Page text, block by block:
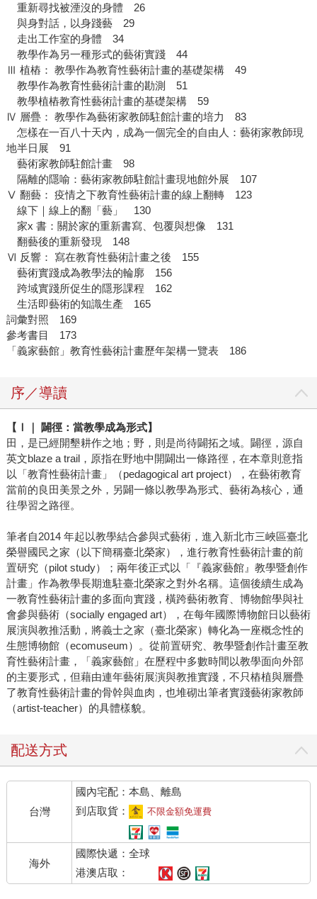
重新尋找被湮沒的身體 26
與身對話，以身踐藝 29
走出工作室的身體 34
教學作為另一種形式的藝術實踐 44
Ⅲ 植樁： 教學作為教育性藝術計畫的基礎架構 49
教學作為教育性藝術計畫的勘測 51
教學植樁教育性藝術計畫的基礎架構 59
Ⅳ 層疊： 教學作為藝術家教師駐館計畫的培力 83
怎樣在一百八十天內，成為一個完全的自由人：藝術家教師現
地半日展 91
藝術家教師駐館計畫 98
隔離的隱喻：藝術家教師駐館計畫現地館外展 107
Ⅴ 翻藝： 疫情之下教育性藝術計畫的線上翻轉 123
線下｜線上的翻「藝」 130
家x 書：關於家的重新書寫、包覆與想像 131
翻藝後的重新發現 148
Ⅵ 反響： 寫在教育性藝術計畫之後 155
藝術實踐成為教學法的輪廓 156
跨域實踐所促生的隱形課程 162
生活即藝術的知識生產 165
詞彙對照 169
參考書目 173
「義家藝館」教育性藝術計畫歷年架構一覽表 186
序／導讀
【Ⅰ｜ 闢徑：當教學成為形式】
田，是已經開墾耕作之地；野，則是尚待闢拓之域。闢徑，源自
英文blaze a trail，原指在野地中開闢出一條路徑，在本章則意指
以「教育性藝術計畫」（pedagogical art project），在藝術教育
當前的良田美景之外，另闢一條以教學為形式、藝術為核心，通
往學習之路徑。
筆者自2014 年起以教學結合參與式藝術，進入新北市三峽區臺北
榮譽國民之家（以下簡稱臺北榮家），進行教育性藝術計畫的前
置研究（pilot study）；兩年後正式以「『義家藝館』教學暨創作
計畫」作為教學長期進駐臺北榮家之對外名稱。這個後續生成為
一教育性藝術計畫的多面向實踐，橫跨藝術教育、博物館學與社
會參與藝術（socially engaged art），在每年國際博物館日以藝術
展演與教推活動，將義士之家（臺北榮家）轉化為一座概念性的
生態博物館（ecomuseum）。從前置研究、教學暨創作計畫至教
育性藝術計畫，「義家藝館」在歷程中多數時間以教學面向外部
的主要形式，但藉由連年藝術展演與教推實踐，不只樁植與層疊
了教育性藝術計畫的骨幹與血肉，也堆砌出筆者實踐藝術家教師
（artist-teacher）的具體樣貌。
配送方式
台灣
國內宅配：本島、離島
到店取貨：
不限金額免運費
海外
國際快遞：全球
港澳店取：